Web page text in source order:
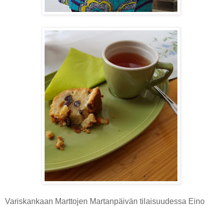
Variskankaan Marttojen Martanpäivän tilaisuudessa Eino